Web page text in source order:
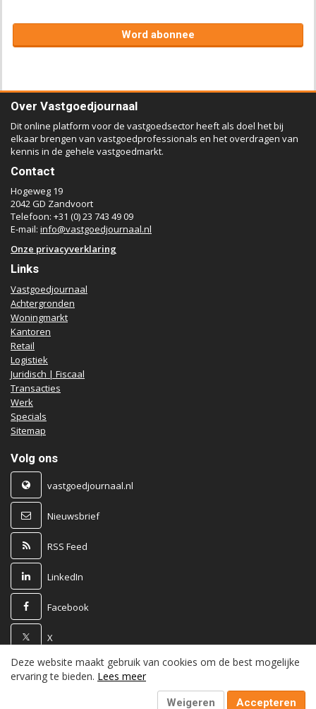
Word abonnee
Over Vastgoedjournaal
Dit online platform voor de vastgoedsector heeft als doel het bij
elkaar brengen van vastgoedprofessionals en het overdragen van
kennis in de gehele vastgoedmarkt.
Contact
Hogeweg 19
2042 GD Zandvoort
Telefoon: +31 (0) 23 743 49 09
E-mail: info@vastgoedjournaal.nl
Onze privacyverklaring
Links
Vastgoedjournaal
Achtergronden
Woningmarkt
Kantoren
Retail
Logistiek
Juridisch | Fiscaal
Transacties
Werk
Specials
Sitemap
Volg ons
vastgoedjournaal.nl
Nieuwsbrief
RSS Feed
LinkedIn
Facebook
X
Powered by
Deze website maakt gebruik van cookies om de best mogelijke
ervaring te bieden. Lees meer
Weigeren Accepteren